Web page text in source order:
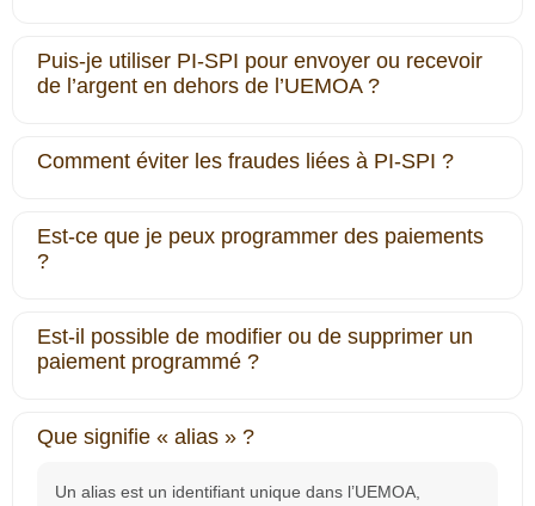
Puis-je utiliser PI‐SPI pour envoyer ou recevoir
de l’argent en dehors de l’UEMOA ?
Comment éviter les fraudes liées à PI‐SPI ?
Est-ce que je peux programmer des paiements
?
Est-il possible de modifier ou de supprimer un
paiement programmé ?
Que signifie « alias » ?
Un alias est un identifiant unique dans l’UEMOA,